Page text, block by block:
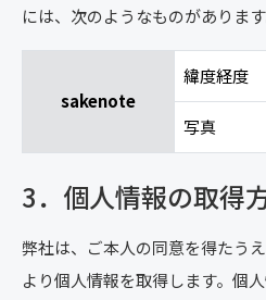
には、次のようなものがあります
sakenote
緯度経度
写真
3．個人情報の取得
弊社は、ご本人の同意を得たう
より個人情報を取得します。個